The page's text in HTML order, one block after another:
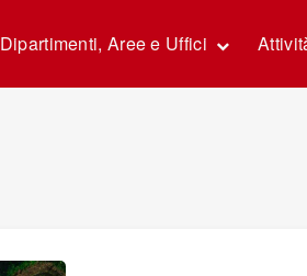
Dipartimenti, Aree e Uffici